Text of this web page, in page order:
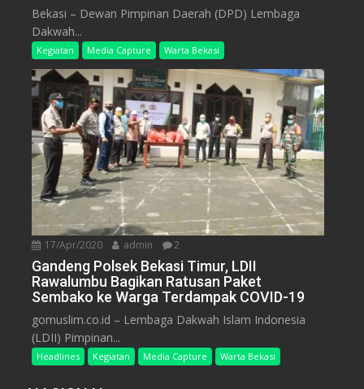
Bekasi – Dewan Pimpinan Daerah (DPD) Lembaga
Dakwah...
Kegiatan Media Capture Warta Bekasi
17/Apr/2020 admin 2
Gandeng Polsek Bekasi Timur, LDII
Rawalumbu Bagikan Ratusan Paket
Sembako ke Warga Terdampak COVID-19
gomuslim.co.id – Lembaga Dakwah Islam Indonesia
(LDII) Pimpinan...
Headlines Kegiatan Media Capture Warta Bekasi